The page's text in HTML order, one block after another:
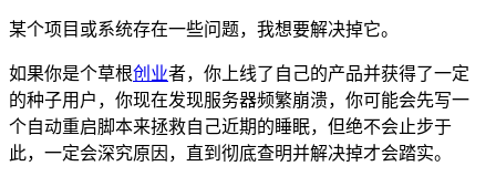
某个项目或系统存在一些问题，我想要解决掉它。
如果你是个草根创业者，你上线了自己的产品并获得了一定
的种子用户，你现在发现服务器频繁崩溃，你可能会先写一
个自动重启脚本来拯救自己近期的睡眠，但绝不会止步于
此，一定会深究原因，直到彻底查明并解决掉才会踏实。